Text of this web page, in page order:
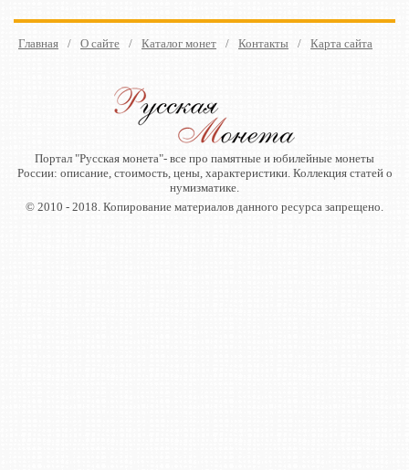
Главная / О сайте / Каталог монет / Контакты / Карта сайта
Портал "Русская монета"- все про памятные и юбилейные монеты
России: описание, стоимость, цены, характеристики. Коллекция статей о
нумизматике.
© 2010 - 2018. Копирование материалов данного ресурса запрещено.